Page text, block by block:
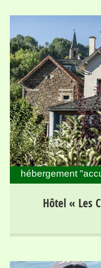
Séjours pour
vallée du Lot, entre
hébergement
Hôtel « Les